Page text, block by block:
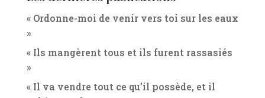
« Ordonne-moi de venir vers toi sur les eaux
»
« Ils mangèrent tous et ils furent rassasiés
»
« Il va vendre tout ce qu’il possède, et il